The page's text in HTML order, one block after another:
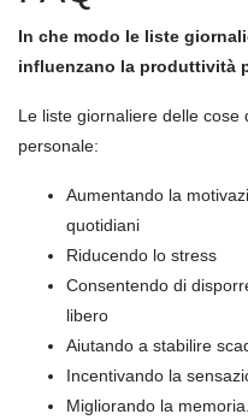
In che modo le liste
influenzano la produttività
Le liste giornaliere delle
personale:
Aumentando la
quotidiani
Riducendo lo stress
Consentendo di
libero
Aiutando a stabilire
Incentivando la
Migliorando la memoria.